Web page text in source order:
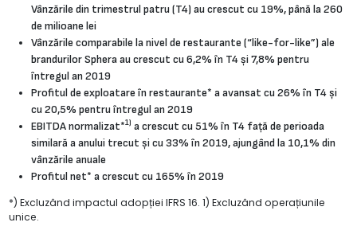
Vânzările din trimestrul patru (T4) au crescut cu 19%, până la 260
de milioane lei
Vânzările comparabile la nivel de restaurante (“like-for-like”) ale
brandurilor Sphera au crescut cu 6,2% în T4 și 7,8% pentru
întregul an 2019
Profitul de exploatare în restaurante* a avansat cu 26% în T4 și
cu 20,5% pentru întregul an 2019
EBITDA normalizat*1) a crescut cu 51% în T4 față de perioada
similară a anului trecut și cu 33% în 2019, ajungând la 10,1% din
vânzările anuale
Profitul net* a crescut cu 165% în 2019
*) Excluzând impactul adopției IFRS 16. 1) Excluzând operațiunile
unice.